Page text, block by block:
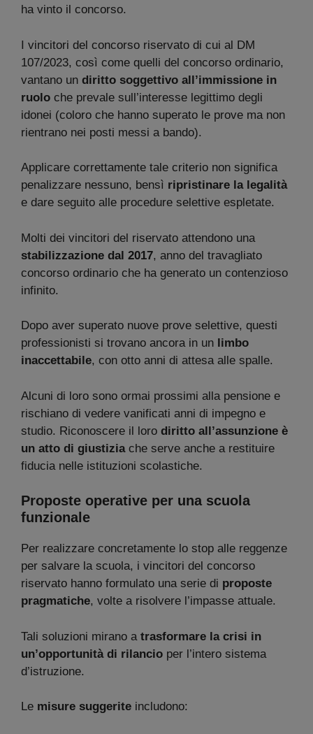
ha vinto il concorso.
I vincitori del concorso riservato di cui al DM
107/2023, così come quelli del concorso ordinario,
vantano un diritto soggettivo all’immissione in
ruolo che prevale sull’interesse legittimo degli
idonei (coloro che hanno superato le prove ma non
rientrano nei posti messi a bando).
Applicare correttamente tale criterio non significa
penalizzare nessuno, bensì ripristinare la legalità
e dare seguito alle procedure selettive espletate.
Molti dei vincitori del riservato attendono una
stabilizzazione dal 2017, anno del travagliato
concorso ordinario che ha generato un contenzioso
infinito.
Dopo aver superato nuove prove selettive, questi
professionisti si trovano ancora in un limbo
inaccettabile, con otto anni di attesa alle spalle.
Alcuni di loro sono ormai prossimi alla pensione e
rischiano di vedere vanificati anni di impegno e
studio. Riconoscere il loro diritto all’assunzione è
un atto di giustiziache serve anche a restituire
fiducia nelle istituzioni scolastiche.
Proposte operative per una scuola
funzionale
Per realizzare concretamente lo stop alle reggenze
per salvare la scuola, i vincitori del concorso
riservato hanno formulato una serie di proposte
pragmatiche, volte a risolvere l’impasse attuale.
Tali soluzioni mirano a trasformare la crisi in
un’opportunità di rilancio per l’intero sistema
d’istruzione.
Le misure suggerite includono: